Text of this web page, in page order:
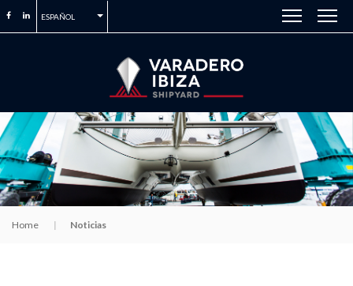
ESPAÑOL
Home Noticias